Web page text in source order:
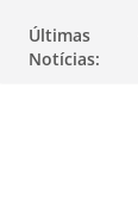
Últimas
Notícias: